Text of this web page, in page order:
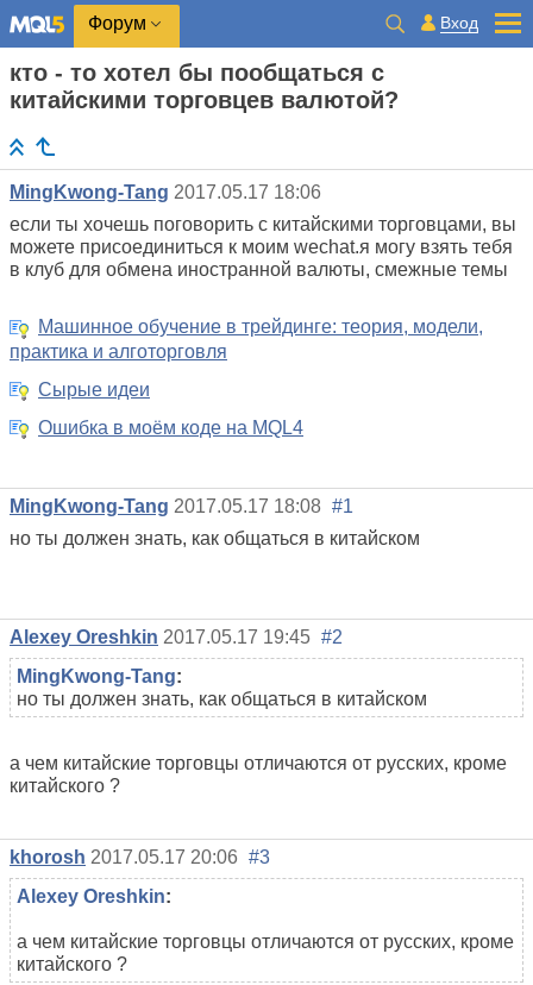
Форум Вход
кто - то хотел бы пообщаться с
китайскими торговцев валютой?
MingKwong-Tang 2017.05.17 18:06
если ты хочешь поговорить с китайскими торговцами, вы
можете присоединиться к моим wechat.я могу взять тебя
в клуб для обмена иностранной валюты, смежные темы
Машинное обучение в трейдинге: теория, модели,
практика и алготорговля
Сырые идеи
Ошибка в моём коде на MQL4
MingKwong-Tang 2017.05.17 18:08 #1
но ты должен знать, как общаться в китайском
Alexey Oreshkin 2017.05.17 19:45 #2
MingKwong-Tang:
но ты должен знать, как общаться в китайском
а чем китайские торговцы отличаются от русских, кроме
китайского ?
khorosh 2017.05.17 20:06 #3
Alexey Oreshkin:
а чем китайские торговцы отличаются от русских, кроме
китайского ?